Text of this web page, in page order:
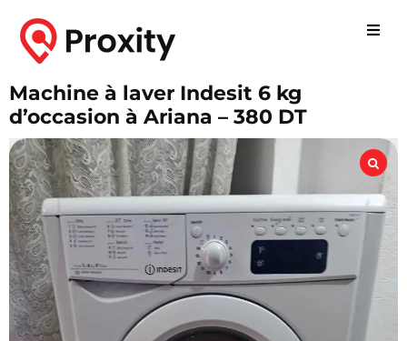
Machine à laver Indesit 6 kg
d’occasion à Ariana – 380 DT